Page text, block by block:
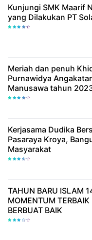
Kunjungi SMK Maarif
yang Dilakukan PT
Meriah dan penuh
Purnawidya
Manusawa tahun
Kerjasama Dudika
Pasaraya Kroya,
Masyarakat
TAHUN BARU ISLAM
MOMENTUM
BERBUAT BAIK